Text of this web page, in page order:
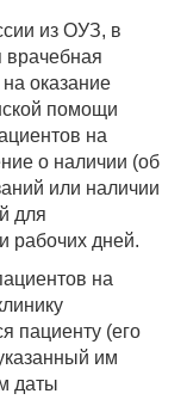
из ОУЗ, в
оказание
помощи
на
о наличии (об
или наличии
для
рабочих дней.
на
пациенту (его
им
даты